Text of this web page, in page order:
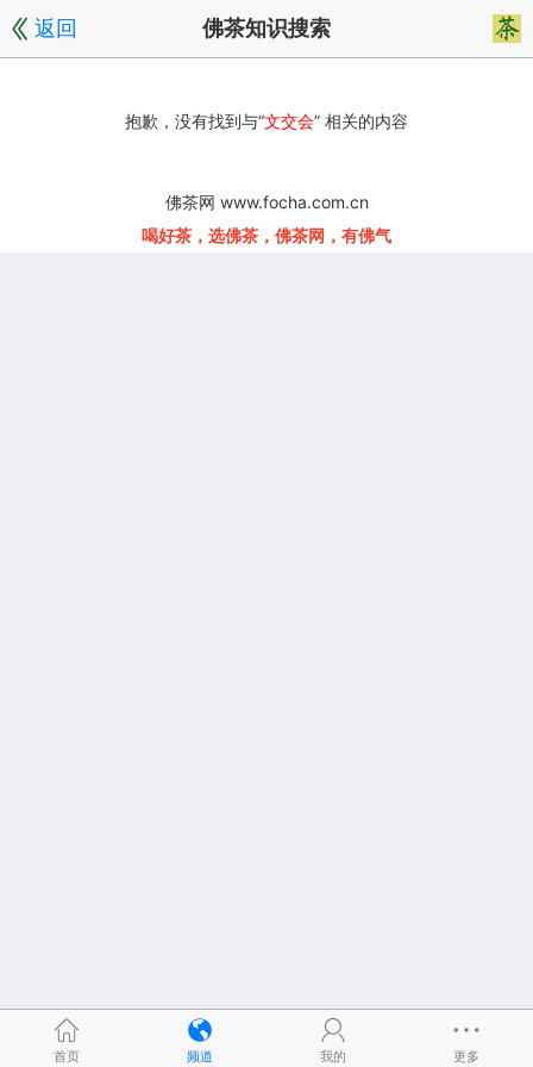
返回 佛茶知识搜索
抱歉，没有找到与“文交会” 相关的内容
佛茶网 www.focha.com.cn
喝好茶，选佛茶，佛茶网，有佛气
首页 频道 我的 更多